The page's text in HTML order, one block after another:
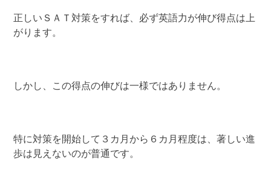
正しいＳＡＴ対策をすれば、必ず英語力が伸び得点は上
がります。
しかし、この得点の伸びは一様ではありません。
特に対策を開始して３カ月から６カ月程度は、著しい進
歩は見えないのが普通です。